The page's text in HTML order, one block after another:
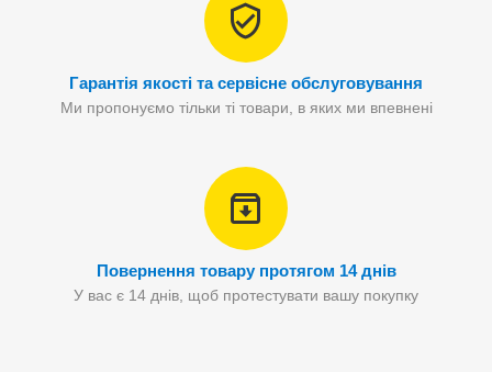
Гарантія якості та сервісне обслуговування
Ми пропонуємо тільки ті товари, в яких ми впевнені
Повернення товару протягом 14 днів
У вас є 14 днів, щоб протестувати вашу покупку